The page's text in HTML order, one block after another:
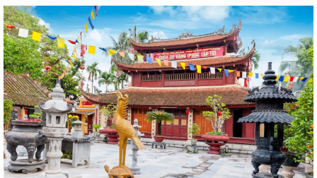
Chủ động cập nhật quy định mới của Liên minh châu Âu về nhựa tái
chế tiếp xúc thực phẩm
Tăng cường phân loại chất thải rắn sinh hoạt tại nguồn, chung tay bảo
vệ môi trường
Đẩy mạnh xây dựng phong trào toàn dân bảo vệ an ninh Tổ quốc, góp
phần giữ vững an ninh, trật tự...
Tăng cường công tác tuyên truyền, chủ động phòng, chống thiên tai,
bão lũ và thích ứng với biến đổi...